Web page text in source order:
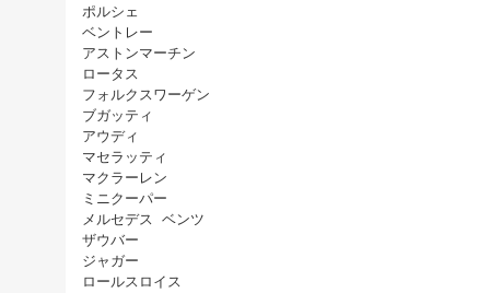
ポルシェ
ベントレー
アストンマーチン
ロータス
フォルクスワーゲン
ブガッティ
アウディ
マセラッティ
マクラーレン
ミニクーパー
メルセデス ベンツ
ザウバー
ジャガー
ロールスロイス